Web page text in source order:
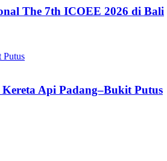
The 7th ICOEE 2026 di Bali
Api Padang–Bukit Putus